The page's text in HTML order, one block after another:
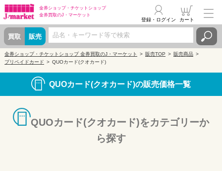
金券ショップ・ チケットショップ
金券買取のJ・マーケット
買取 販売
登録・ログイン カート
金券ショップ・チケットショップ 金券買取のJ・マーケット 販売TOP
販売商品
プリペイドカード
QUOカード(クオカード)
QUOカード(クオカード)の販売価格一覧
QUOカード(クオカード)をカテゴリーか
ら探す